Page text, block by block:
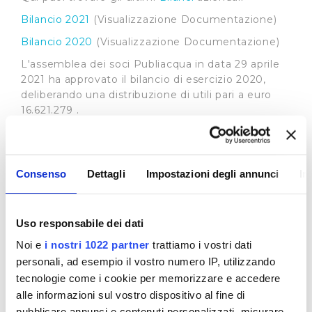
Consenso Dettagli Impostazioni degli annunci
Uso responsabile dei dati
Noi e i nostri 1022 partner trattiamo i vostri dati
personali, ad esempio il vostro numero IP, utilizzando
tecnologie come i cookie per memorizzare e accedere
alle informazioni sul vostro dispositivo al fine di
Bilancio 2021 (Visualizzazione Documentazione)
Bilancio 2020 (Visualizzazione Documentazione)
L'assemblea dei soci Publiacqua in data 29 aprile
2021 ha approvato il bilancio di esercizio 2020,
deliberando una distribuzione di utili pari a euro
16.621.279 .
Come deliberato la distribuzione degli utili è
all'ottenimento del consenso dell'ente
esecuzione alla distribuzione di 16.621.279 di euro
Il mancato ottenimento di uno dei due punti di cui
sopra, comporterà una erogazione di dividendi
nella misura proposta dal Consiglio di